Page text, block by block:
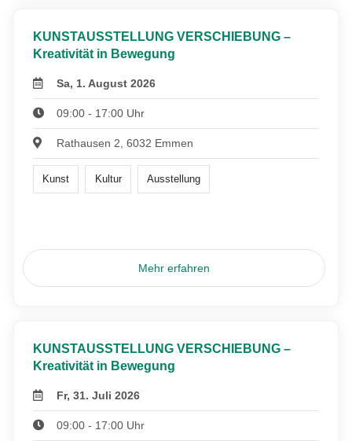
KUNSTAUSSTELLUNG VERSCHIEBUNG –
Kreativität in Bewegung
Sa, 1. August 2026
09:00 - 17:00 Uhr
Rathausen 2, 6032 Emmen
Kunst Kultur Ausstellung
Mehr erfahren
KUNSTAUSSTELLUNG VERSCHIEBUNG –
Kreativität in Bewegung
Fr, 31. Juli 2026
09:00 - 17:00 Uhr